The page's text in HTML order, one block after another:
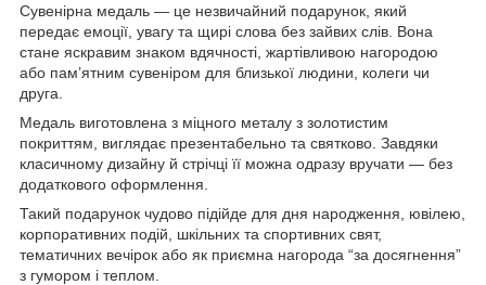
Сувенірна медаль — це незвичайний подарунок, який
передає емоції, увагу та щирі слова без зайвих слів. Вона
стане яскравим знаком вдячності, жартівливою нагородою
або пам’ятним сувеніром для близької людини, колеги чи
друга.
Медаль виготовлена з міцного металу з золотистим
покриттям, виглядає презентабельно та святково. Завдяки
класичному дизайну й стрічці її можна одразу вручати — без
додаткового оформлення.
Такий подарунок чудово підійде для дня народження, ювілею,
корпоративних подій, шкільних та спортивних свят,
тематичних вечірок або як приємна нагорода “за досягнення”
з гумором і теплом.